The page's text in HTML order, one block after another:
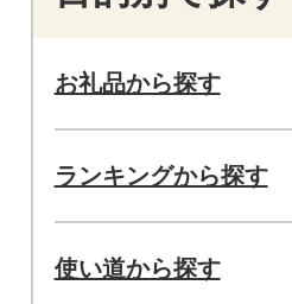
お礼品から探す
ランキングから探す
使い道から探す